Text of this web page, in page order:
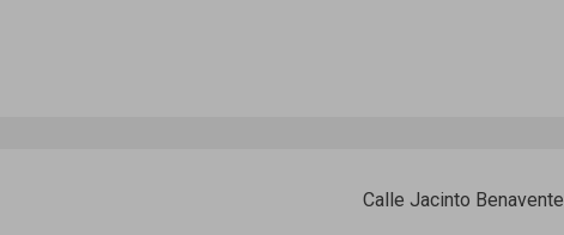
Calle Jacinto Benavente